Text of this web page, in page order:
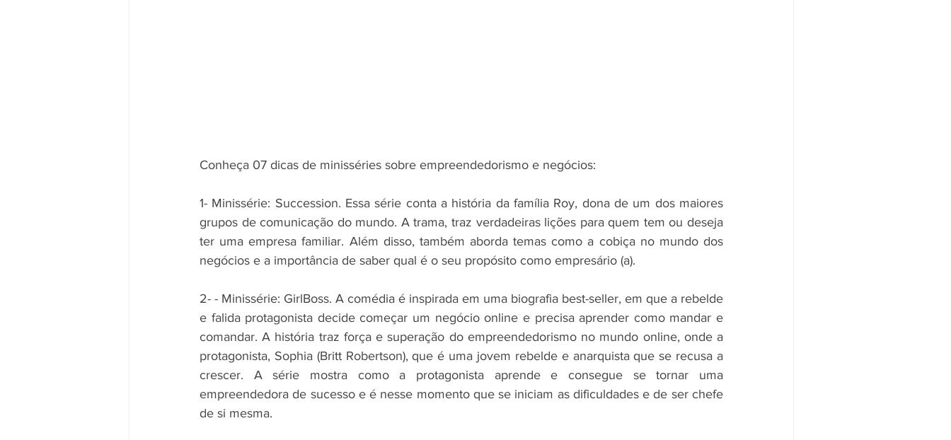
Conheça 07 dicas de minisséries sobre empreendedorismo e negócios:
1- Minissérie: Succession. Essa série conta a história da família Roy, dona de um dos maiores
grupos de comunicação do mundo. A trama, traz verdadeiras lições para quem tem ou deseja
ter uma empresa familiar. Além disso, também aborda temas como a cobiça no mundo dos
negócios e a importância de saber qual é o seu propósito como empresário (a).
2- - Minissérie: GirlBoss. A comédia é inspirada em uma biografia best-seller, em que a rebelde
e falida protagonista decide começar um negócio online e precisa aprender como mandar e
comandar. A história traz força e superação do empreendedorismo no mundo online, onde a
protagonista, Sophia (Britt Robertson), que é uma jovem rebelde e anarquista que se recusa a
crescer. A série mostra como a protagonista aprende e consegue se tornar uma
empreendedora de sucesso e é nesse momento que se iniciam as dificuldades e de ser chefe
de si mesma.